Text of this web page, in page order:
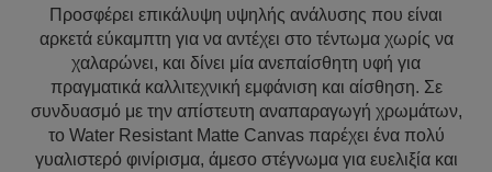
Προσφέρει επικάλυψη υψηλής ανάλυσης που είναι
αρκετά εύκαμπτη για να αντέχει στο τέντωμα χωρίς να
χαλαρώνει, και δίνει μία ανεπαίσθητη υφή για
πραγματικά καλλιτεχνική εμφάνιση και αίσθηση. Σε
συνδυασμό με την απίστευτη αναπαραγωγή χρωμάτων,
το Water Resistant Matte Canvas παρέχει ένα πολύ
γυαλιστερό φινίρισμα, άμεσο στέγνωμα για ευελιξία και